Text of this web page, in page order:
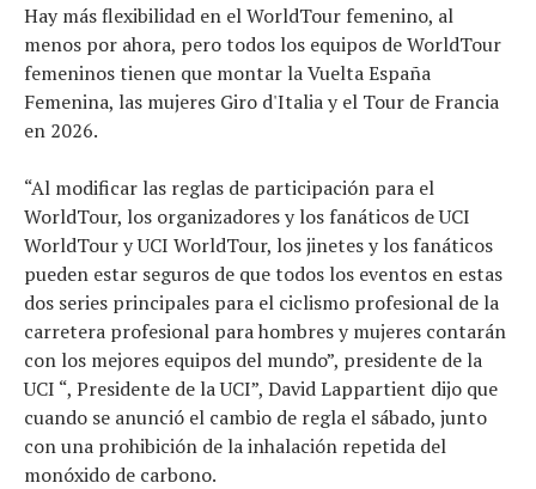
Hay más flexibilidad en el WorldTour femenino, al
menos por ahora, pero todos los equipos de WorldTour
femeninos tienen que montar la Vuelta España
Femenina, las mujeres Giro d'Italia y el Tour de Francia
en 2026.
“Al modificar las reglas de participación para el
WorldTour, los organizadores y los fanáticos de UCI
WorldTour y UCI WorldTour, los jinetes y los fanáticos
pueden estar seguros de que todos los eventos en estas
dos series principales para el ciclismo profesional de la
carretera profesional para hombres y mujeres contarán
con los mejores equipos del mundo”, presidente de la
UCI “, Presidente de la UCI”, David Lappartient dijo que
cuando se anunció el cambio de regla el sábado, junto
con una prohibición de la inhalación repetida del
monóxido de carbono.